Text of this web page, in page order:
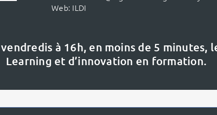
Web: ILDI
à 16h, en moins de 5 minutes,
Learning et d’innovation en formation.